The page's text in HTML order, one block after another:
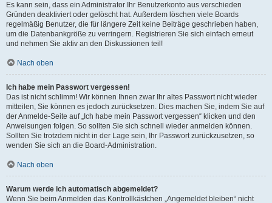
Es kann sein, dass ein Administrator Ihr Benutzerkonto aus verschieden
Gründen deaktiviert oder gelöscht hat. Außerdem löschen viele Boards
regelmäßig Benutzer, die für längere Zeit keine Beiträge geschrieben haben,
um die Datenbankgröße zu verringern. Registrieren Sie sich einfach erneut
und nehmen Sie aktiv an den Diskussionen teil!
Nach oben
Ich habe mein Passwort vergessen!
Das ist nicht schlimm! Wir können Ihnen zwar Ihr altes Passwort nicht wieder
mitteilen, Sie können es jedoch zurücksetzen. Dies machen Sie, indem Sie auf
der Anmelde-Seite auf „Ich habe mein Passwort vergessen“ klicken und den
Anweisungen folgen. So sollten Sie sich schnell wieder anmelden können.
Sollten Sie trotzdem nicht in der Lage sein, Ihr Passwort zurückzusetzen, so
wenden Sie sich an die Board-Administration.
Nach oben
Warum werde ich automatisch abgemeldet?
Wenn Sie beim Anmelden das Kontrollkästchen „Angemeldet bleiben“ nicht